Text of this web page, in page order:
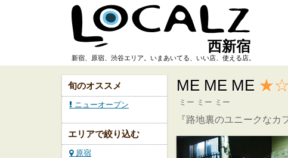
西新宿
新宿、原宿、渋谷エリア。いまあいてる、いい店、使える店。
旬のオススメ
ニューオープン
エリアで絞り込む
原宿
ME ME ME
ミー ミー ミー
『路地裏のユニークなカ